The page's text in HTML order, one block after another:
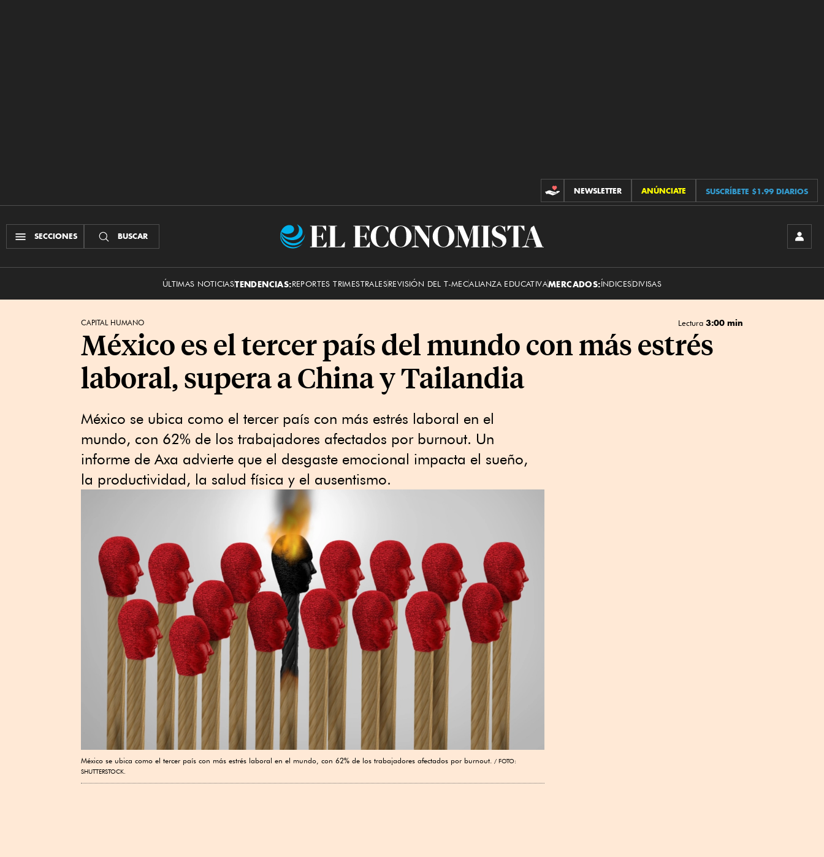
CONTRIBUCIONES
NEWSLETTER ANÚNCIATE SUSCRÍBETE $1.99 DIARIOS
SECCIONES BUSCAR
El
ÚLTIMAS NOTICIASTENDENCIAS:REPORTES TRIMESTRALESREVISIÓN DEL T-MECALIANZA EDUCATIVAMERCADOS:ÍNDICESDIVISAS
CAPITAL HUMANO Lectura 3:00 min
México es el tercer país del mundo con más estrés
laboral, supera a China y Tailandia
México se ubica como el tercer país con más estrés laboral en el
mundo, con 62% de los trabajadores afectados por burnout. Un
informe de Axa advierte que el desgaste emocional impacta el sueño,
la productividad, la salud física y el ausentismo.
México se ubica como el tercer país con más estrés laboral en el mundo, con 62% de los trabajadores afectados por burnout.
FOTO:
SHUTTERSTOCK.